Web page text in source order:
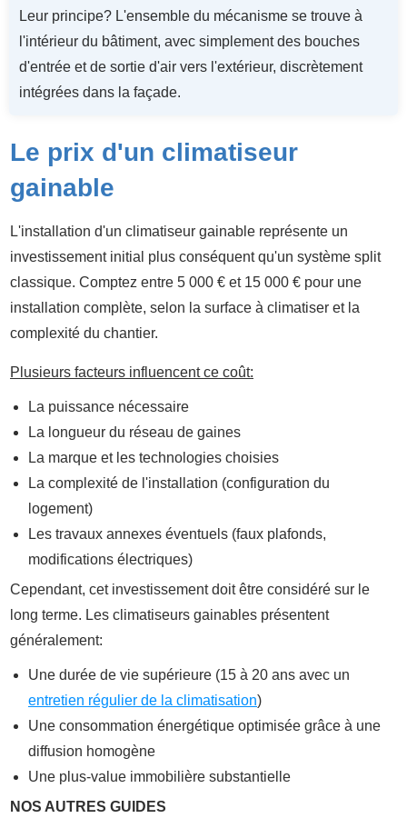
Leur principe? L'ensemble du mécanisme se trouve à
l'intérieur du bâtiment, avec simplement des bouches
d'entrée et de sortie d'air vers l'extérieur, discrètement
intégrées dans la façade.
Le prix d'un climatiseur
gainable
L'installation d'un climatiseur gainable représente un
investissement initial plus conséquent qu'un système split
classique. Comptez entre 5 000 € et 15 000 € pour une
installation complète, selon la surface à climatiser et la
complexité du chantier.
Plusieurs facteurs influencent ce coût:
La puissance nécessaire
La longueur du réseau de gaines
La marque et les technologies choisies
La complexité de l'installation (configuration du
logement)
Les travaux annexes éventuels (faux plafonds,
modifications électriques)
Cependant, cet investissement doit être considéré sur le
long terme. Les climatiseurs gainables présentent
généralement:
Une durée de vie supérieure (15 à 20 ans avec un
entretien régulier de la climatisation)
Une consommation énergétique optimisée grâce à une
diffusion homogène
Une plus-value immobilière substantielle
NOS AUTRES GUIDES